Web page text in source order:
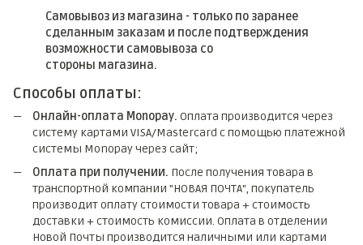
Самовывоз из магазина - только по заранее
сделанным заказам и после подтверждения
возможности самовывоза со
стороны магазина.
Способы оплаты:
Онлайн-оплата Monopay. Оплата производится через
систему картами VISA/Mastercard с помощью платежной
системы Monopay через сайт;
Оплата при получении. После получения товара в
транспортной компании "НОВАЯ ПОЧТА", покупатель
производит оплату стоимости товара + стоимость
доставки + стоимость комиссии. Оплата в отделении
Новой Почты производится наличными или картами